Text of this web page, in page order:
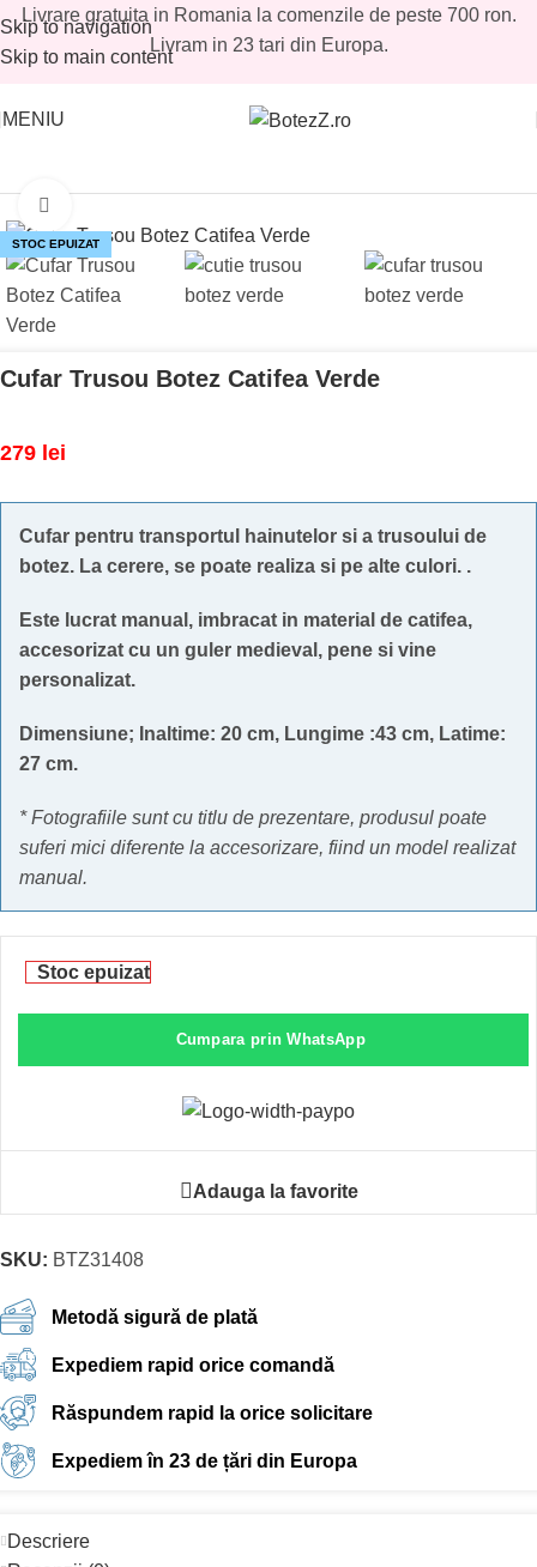
Skip to navigation
Skip to main content
Livrare gratuita in Romania la comenzile de peste 700 ron.
Livram in 23 tari din Europa.
MENIU
STOC EPUIZAT
Cufar Trusou Botez Catifea Verde
279 lei
Cufar pentru transportul hainutelor si a trusoului de
botez. La cerere, se poate realiza si pe alte culori. .
Este lucrat manual, imbracat in material de catifea,
accesorizat cu un guler medieval, pene si vine
personalizat.
Dimensiune; Inaltime: 20 cm, Lungime :43 cm, Latime:
27 cm.
* Fotografiile sunt cu titlu de prezentare, produsul poate
suferi mici diferente la accesorizare, fiind un model realizat
manual.
Stoc epuizat
Cumpara prin WhatsApp
Adauga la favorite
SKU: BTZ31408
Metodă sigură de plată
Expediem rapid orice comandă
Răspundem rapid la orice solicitare
Expediem în 23 de țări din Europa
Descriere